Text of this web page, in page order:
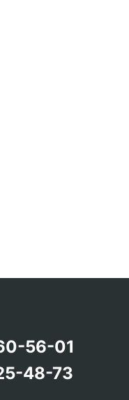
56-01
48-73